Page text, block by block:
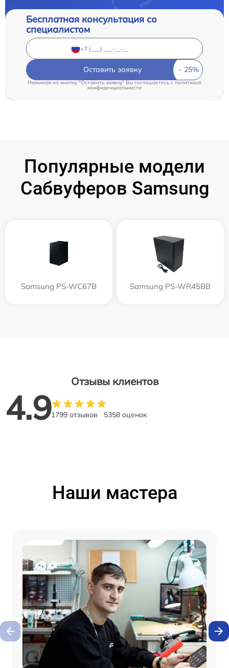
Бесплатная консультация со
специалистом
Оставить заявку
Нажимая на кнопку "Оставить заявку" Вы соглашаетесь c политикой
конфиденциальности
Популярные модели
Сабвуферов Samsung
Samsung PS-WC67B Samsung PS-WR45BB
Отзывы клиентов
4.91799 отзывов 5358 оценок
Наши мастера